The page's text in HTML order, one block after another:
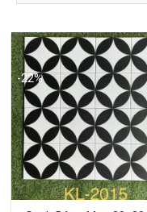
-22%